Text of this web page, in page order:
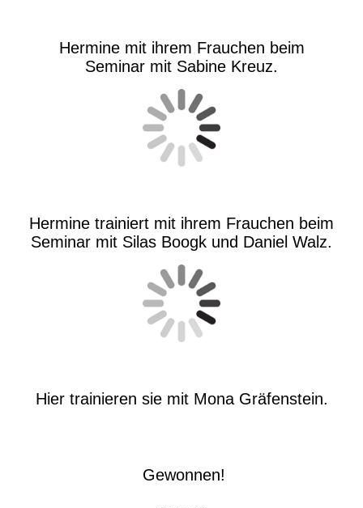
Hermine mit ihrem Frauchen beim
Seminar mit Sabine Kreuz.
Hermine trainiert mit ihrem Frauchen beim
Seminar mit Silas Boogk und Daniel Walz.
Hier trainieren sie mit Mona Gräfenstein.
Gewonnen!